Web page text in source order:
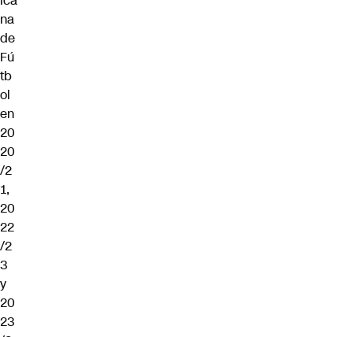
na
de
Fú
tb
ol
en
20
20
/2
1,
20
22
/2
3
y
20
23